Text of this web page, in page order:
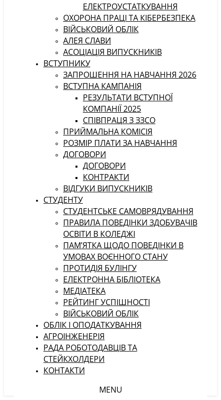
ЕЛЕКТРОУСТАТКУВАННЯ
ОХОРОНА ПРАЦІ ТА КІБЕРБЕЗПЕКА
ВІЙСЬКОВИЙ ОБЛІК
АЛЕЯ СЛАВИ
АСОЦІАЦІЯ ВИПУСКНИКІВ
ВСТУПНИКУ
ЗАПРОШЕННЯ НА НАВЧАННЯ 2026
ВСТУПНА КАМПАНІЯ
РЕЗУЛЬТАТИ ВСТУПНОЇ
КОМПАНІЇ 2025
СПІВПРАЦЯ З ЗЗСО
ПРИЙМАЛЬНА КОМІСІЯ
РОЗМІР ПЛАТИ ЗА НАВЧАННЯ
ДОГОВОРИ
ДОГОВОРИ
КОНТРАКТИ
ВІДГУКИ ВИПУСКНИКІВ
СТУДЕНТУ
CТУДЕНТСЬКЕ САМОВРЯДУВАННЯ
ПРАВИЛА ПОВЕДІНКИ ЗДОБУВАЧІВ
ОСВІТИ В КОЛЕДЖІ
ПАМ’ЯТКА ЩОДО ПОВЕДІНКИ В
УМОВАХ ВОЄННОГО СТАНУ
ПРОТИДІЯ БУЛІНГУ
ЕЛЕКТРОННА БІБЛІОТЕКА
МЕДІАТЕКА
РЕЙТИНГ УСПІШНОСТІ
ВІЙСЬКОВИЙ ОБЛІК
ОБЛІК І ОПОДАТКУВАННЯ
АГРОІНЖЕНЕРІЯ
РАДА РОБОТОДАВЦІВ ТА
СТЕЙКХОЛДЕРИ
КОНТАКТИ
MENU